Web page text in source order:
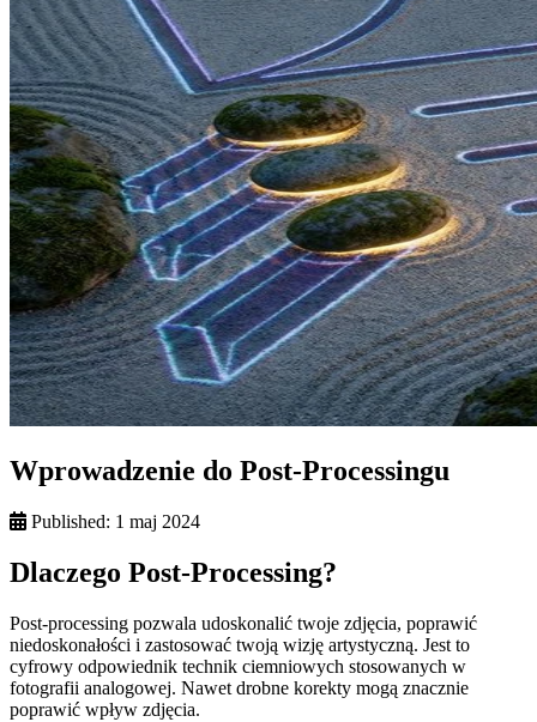
Wprowadzenie do Post-Processingu
Published: 1 maj 2024
Dlaczego Post-Processing?
Post-processing pozwala udoskonalić twoje zdjęcia, poprawić
niedoskonałości i zastosować twoją wizję artystyczną. Jest to
cyfrowy odpowiednik technik ciemniowych stosowanych w
fotografii analogowej. Nawet drobne korekty mogą znacznie
poprawić wpływ zdjęcia.